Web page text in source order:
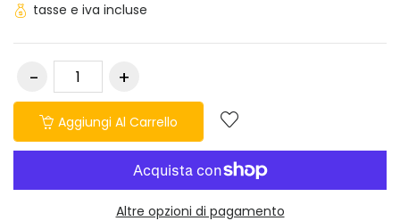
tasse e iva incluse
Aggiungi Al Carrello
Altre opzioni di pagamento